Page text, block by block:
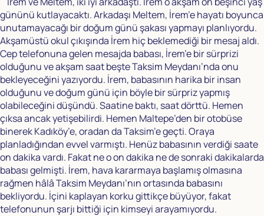
gününü kutlayacaktı. Arkadaşı Meltem, İrem’e hayatı boyunca
unutamayacağı bir doğum günü şakası yapmayı planlıyordu.
Akşamüstü okul çıkışında İrem hiç beklemediği bir mesaj aldı.
Cep telefonuna gelen mesajda babası, İrem’e bir sürprizi
olduğunu ve akşam saat beşte Taksim Meydanı’nda onu
bekleyeceğini yazıyordu. İrem, babasının harika bir insan
olduğunu ve doğum günü için böyle bir sürpriz yapmış
olabileceğini düşündü. Saatine baktı, saat dörttü. Hemen
çıksa ancak yetişebilirdi. Hemen Maltepe’den bir otobüse
binerek Kadıköy’e, oradan da Taksim’e geçti. Oraya
planladığından evvel varmıştı. Henüz babasının verdiği saate
on dakika vardı. Fakat ne o on dakika ne de sonraki dakikalarda
babası gelmişti. İrem, hava kararmaya başlamış olmasına
rağmen hâlâ Taksim Meydanı’nın ortasında babasını
bekliyordu. İçini kaplayan korku gittikçe büyüyor, fakat
telefonunun şarjı bittiği için kimseyi arayamıyordu.